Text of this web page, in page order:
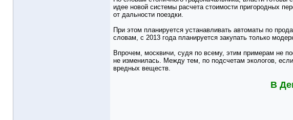
идее новой системы расчета стоимости пригородных
от дальности поездки.
При этом планируется устанавливать автоматы по
словам, с 2013 года планируется закупать только
Впрочем, москвичи, судя по всему, этим примерам не
не изменилась. Между тем, по подсчетам экологов,
вредных веществ.
В